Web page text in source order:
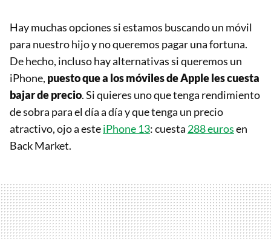
Hay muchas opciones si estamos buscando un móvil
para nuestro hijo y no queremos pagar una fortuna.
De hecho, incluso hay alternativas si queremos un
iPhone, puesto que a los móviles de Apple les cuesta
bajar de precio. Si quieres uno que tenga rendimiento
de sobra para el día a día y que tenga un precio
atractivo, ojo a esteiPhone 13: cuesta 288 eurosen
Back Market.